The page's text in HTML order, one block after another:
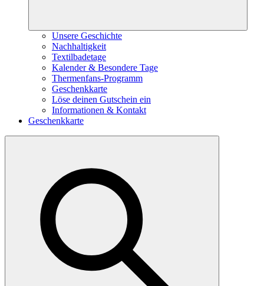
Unsere Geschichte
Nachhaltigkeit
Textilbadetage
Kalender & Besondere Tage
Thermenfans-Programm
Geschenkkarte
Löse deinen Gutschein ein
Informationen & Kontakt
Geschenkkarte